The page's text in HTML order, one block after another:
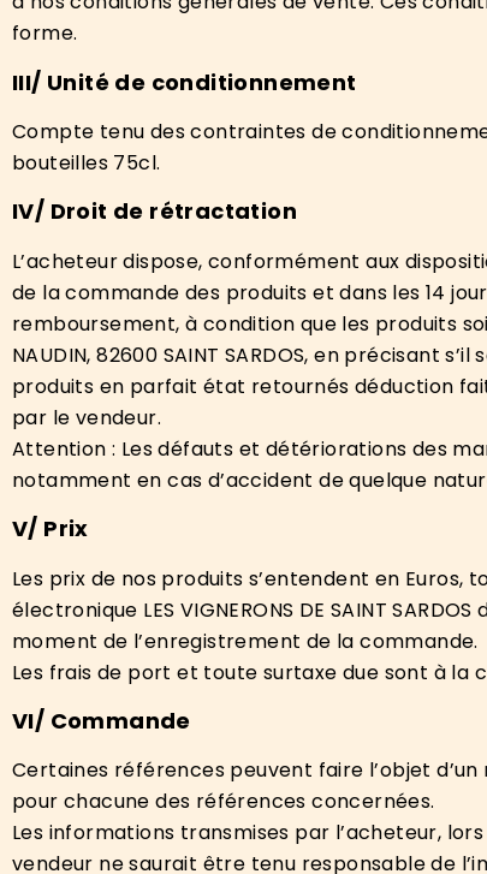
forme.
III/ Unité de conditionnement
Compte tenu des contraintes de
bouteilles 75cl.
IV/ Droit de rétractation
L’acheteur dispose, conformément aux
de la commande des produits et dans les 14
remboursement, à condition que les produits
NAUDIN, 82600 SAINT SARDOS, en précisant
produits en parfait état retournés déduction
par le vendeur.
Attention : Les défauts et détériorations des
notamment en cas d’accident de quelque
V/ Prix
Les prix de nos produits s’entendent en
électronique LES VIGNERONS DE SAINT
moment de l’enregistrement de la commande.
Les frais de port et toute surtaxe due sont à la
VI/ Commande
Certaines références peuvent faire l’objet
pour chacune des références concernées.
Les informations transmises par l’acheteur,
vendeur ne saurait être tenu responsable de